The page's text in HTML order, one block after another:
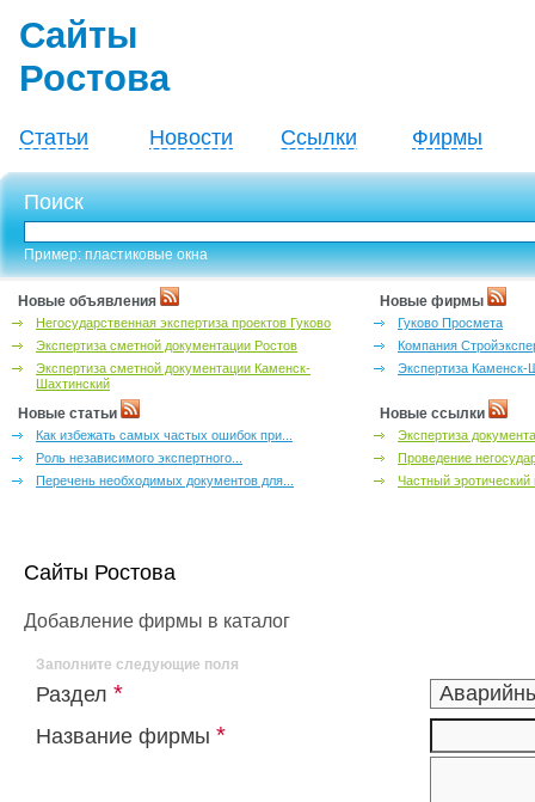
Сайты
Ростова
Статьи Новости Ссылки Фирмы
Поиск
Пример: пластиковые окна
Новые объявления
Негосударственная экспертиза проектов Гуково
Экспертиза сметной документации Ростов
Экспертиза сметной документации Каменск-
Шахтинский
Новые фирмы
Гуково Просмета
Компания
Экспертиза Каменск-
Новые статьи
Как избежать самых частых ошибок при...
Роль независимого экспертного...
Перечень необходимых документов для...
Новые ссылки
Экспертиза
Проведение
Частный
Сайты Ростова
Добавление фирмы в каталог
Заполните следующие поля
Раздел *
Название фирмы *